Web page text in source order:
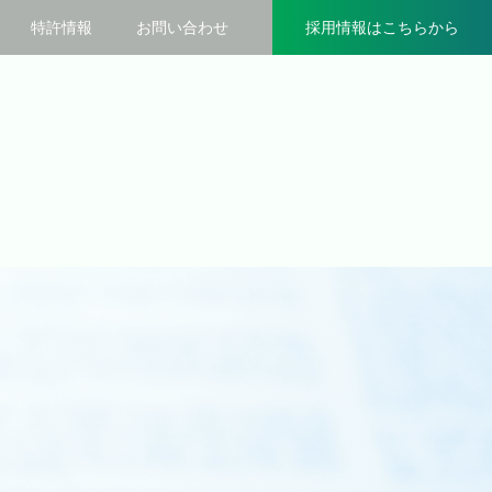
特許情報 お問い合わせ 採用情報はこちらから